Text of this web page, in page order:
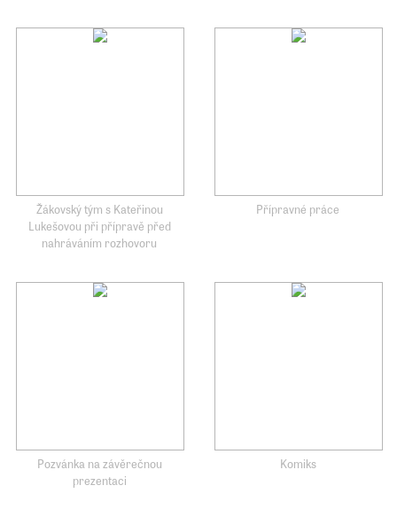
Žákovský tým s Kateřinou
Lukešovou při přípravě před
nahráváním rozhovoru
Přípravné práce
Pozvánka na závěrečnou
prezentaci
Komiks